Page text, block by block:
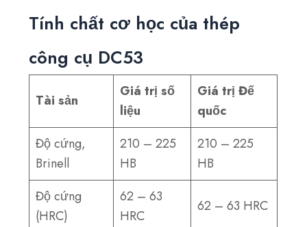
Tính chất cơ học của thép
công cụ DC53
Tài sản
Giá trị số
liệu
Giá trị Đế
quốc
Độ cứng,
Brinell
210 – 225
HB
210 – 225
HB
Độ cứng
(HRC)
62 – 63
HRC
62 – 63 HRC